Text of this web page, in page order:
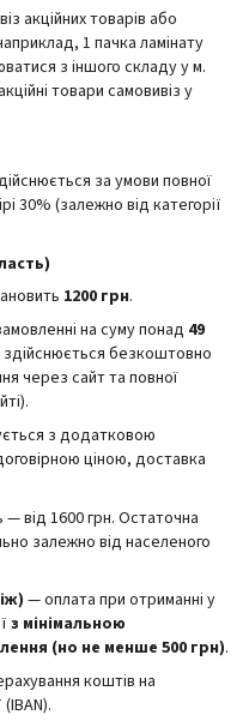
акційних товарів або
1 пачка ламінату
з іншого складу у м.
товари самовивіз у
за умови повної
30% (залежно від категорії
1200 грн.
на суму понад 49
безкоштовно
через сайт та повної
з додатковою
ціною, доставка
— від 1600 грн. Остаточна
залежно від населеного
— оплата при отриманні у
з мінімальною
(но не менше 500 грн).
коштів на